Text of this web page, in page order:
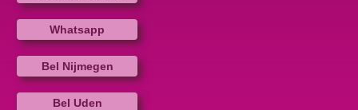
Whatsapp
Bel Nijmegen
Bel Uden